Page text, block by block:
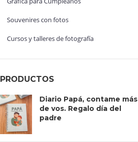
Souvenires con fotos
Cursos y talleres de fotografía
PRODUCTOS
Diario Papá, contame más
de vos. Regalo día del
padre